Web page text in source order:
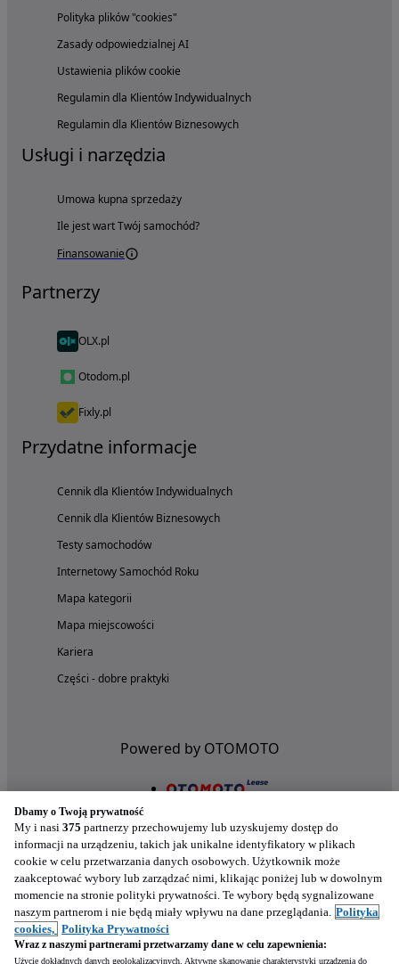
Polityka plików "cookies"
Zasady odpowiedzialnej AI
Ustawienia plików cookie
Regulamin dla Klientów Indywidualnych
Regulamin dla Klientów Biznesowych
Usługi i narzędzia
Umowa kupna sprzedaży
Ile jest wart Twój samochód?
Finansowanie
Partnerzy
OLX.pl
Otodom.pl
Fixly.pl
Przydatne informacje
Cennik dla Klientów Indywidualnych
Cennik dla Klientów Biznesowych
Testy samochodów
Internetowy Samochód Roku
Mapa kategorii
Mapa miejscowości
Kariera
Części - dobre praktyki
Powered by OTOMOTO
Nasze aplikacje w twoim telefonie
Dbamy o Twoją prywatność
My i nasi 375 partnerzy przechowujemy lub uzyskujemy dostęp do
informacji na urządzeniu, takich jak unikalne identyfikatory w plikach
cookie w celu przetwarzania danych osobowych. Użytkownik może
zaakceptować wybory lub zarządzać nimi, klikając poniżej lub w dowolnym
momencie na stronie polityki prywatności. Te wybory będą sygnalizowane
naszym partnerom i nie będą miały wpływu na dane przeglądania. Polityka
cookies, Polityka Prywatności
Wraz z naszymi partnerami przetwarzamy dane w celu zapewnienia:
Użycie dokładnych danych geolokalizacyjnych. Aktywne skanowanie charakterystyki urządzenia do